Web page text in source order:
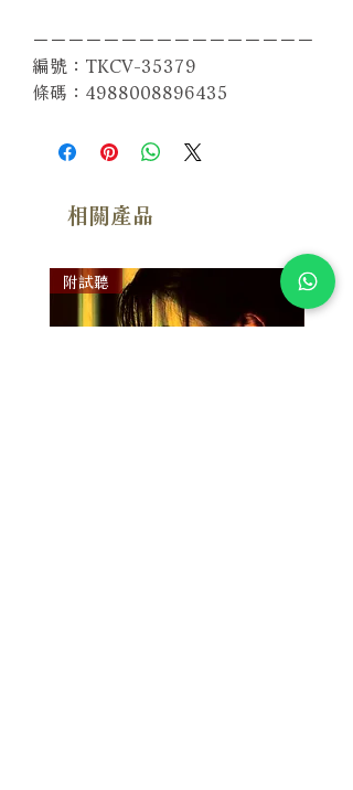
－－－－－－－－－－－－－－－－
編號：TKCV-35379
條碼：4988008896435
相關產品
附試聽 附試聽